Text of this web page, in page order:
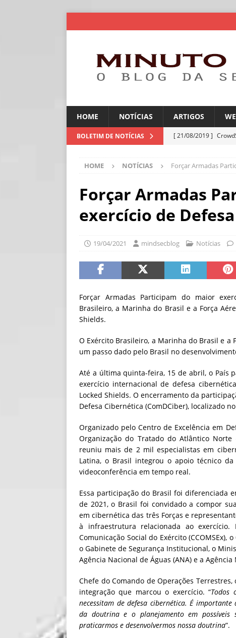
HOME NOTÍCIAS ARTIGOS
BOLETIM DE NOTÍCIAS [ 21/08/2019 ]
[ 06/08/2026 ]
industriais
IA
NOTÍCIAS
[ 06/08/2026 ]
[ 06/08/2026 ]
Sem
HOME NOTÍCIAS Forçar Armadas
Forçar Armadas
exercício de
19/04/2021 mindsecblog Notícias
Forçar Armadas Participam do maior
Brasileiro, a Marinha do Brasil e a Força
Shields.
O Exército Brasileiro, a Marinha do Brasil e
um passo dado pelo Brasil no
Até a última quinta-feira, 15 de abril, o País
exercício internacional de defesa
Locked Shields. O encerramento da
Defesa Cibernética (ComDCiber), localizado
Organizado pelo Centro de Excelência em
Organização do Tratado do Atlântico
reuniu mais de 2 mil especialistas em
Latina, o Brasil integrou o apoio técnico
videoconferência em tempo real.
Essa participação do Brasil foi diferenciada
de 2021, o Brasil foi convidado a compor
em cibernética das três Forças e
à infraestrutura relacionada ao
Comunicação Social do Exército (CCOMSEx),
o Gabinete de Segurança Institucional, o
Agência Nacional de Águas (ANA) e a
Chefe do Comando de Operações
integração que marcou o exercício. “Todos
necessitam de defesa cibernética. É
da doutrina e o planejamento em
praticarmos e desenvolvermos nossa doutrina”.